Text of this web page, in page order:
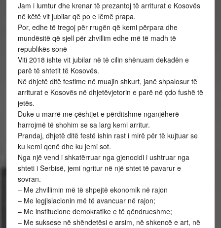
Jam i lumtur dhe krenar të prezantoj të arriturat e Kosovës
në këtë vit jubilar që po e lëmë prapa.
Por, edhe të tregoj për rrugën që kemi përpara dhe
mundësitë që sjell për zhvillim edhe më të madh të
republikës sonë
Viti 2018 ishte vit jubilar në të cilin shënuam dekadën e
parë të shtetit të Kosovës.
Në dhjetë ditë festime në muajin shkurt, janë shpalosur të
arriturat e Kosovës në dhjetëvjetorin e parë në çdo fushë të
jetës.
Duke u marrë me çështjet e përditshme nganjëherë
harrojmë të shohim se sa larg kemi arritur.
Prandaj, dhjetë ditë festë ishin rast i mirë për të kujtuar se
ku kemi qenë dhe ku jemi sot.
Nga një vend i shkatërruar nga gjenocidi i ushtruar nga
shteti i Serbisë, jemi ngritur në një shtet të pavarur e
sovran.
– Me zhvillimin më të shpejtë ekonomik në rajon
– Me legjislacionin më të avancuar në rajon;
– Me institucione demokratike e të qëndrueshme;
– Me suksese në shëndetësi e arsim, në shkencë e art, në